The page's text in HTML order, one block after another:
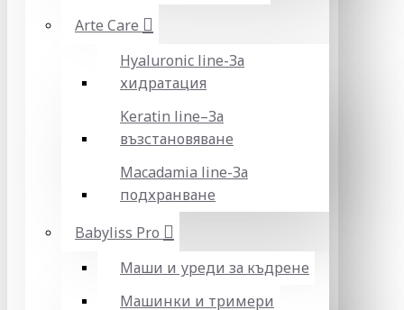
Arte Care
Hyaluronic line-За
хидратация
Keratin line–За
възстановяване
Macadamia line-За
подхранване
Babyliss Pro
Маши и уреди за къдрене
Машинки и тримери